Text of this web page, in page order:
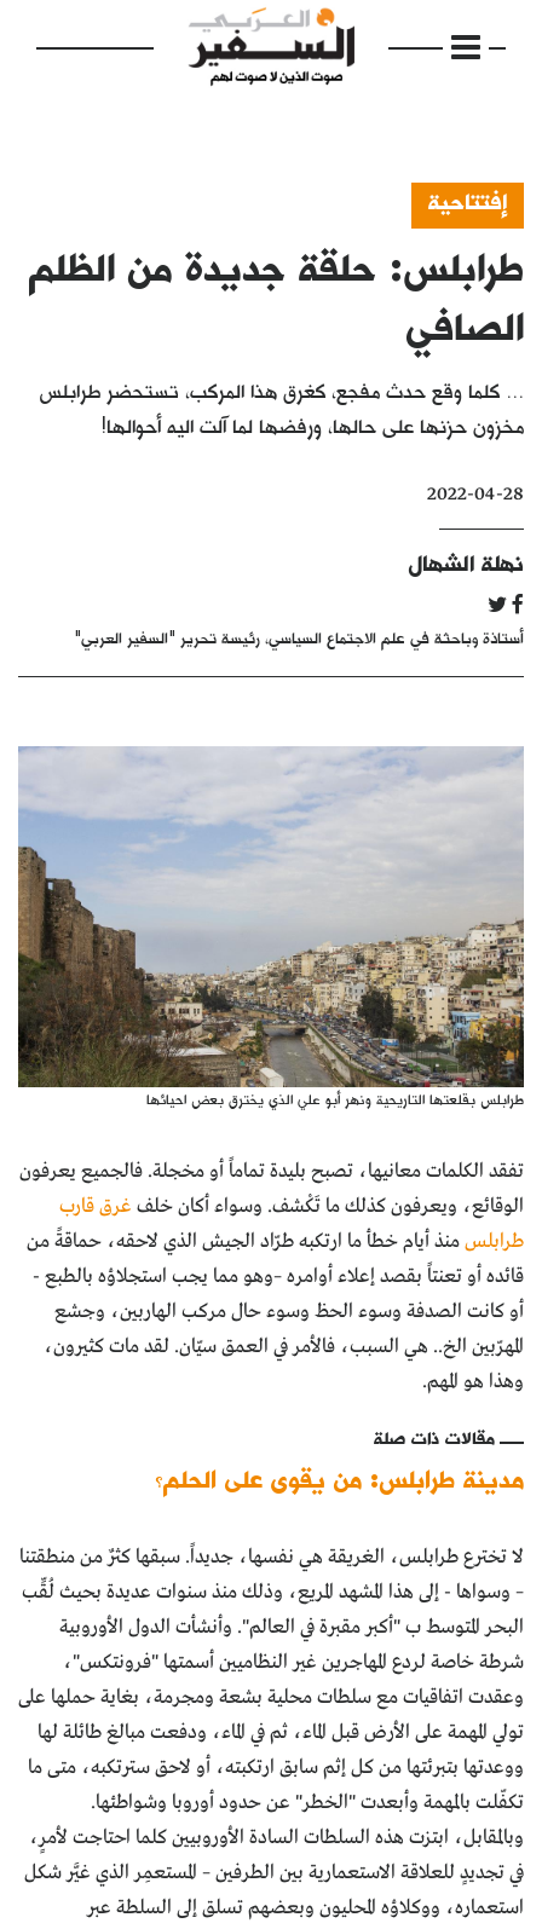
الرئيسية
مواضيع
إفتتاحية
فكرة
كتّابنا
إفتتاحية
طرابلس: حلقة جديدة من الظلم
الصافي
... كلما وقع حدث مفجع، كغرق هذا المركب، تستحضر طرابلس
مخزون حزنها على حالها، ورفضها لما آلت اليه أحوالها!
2022-04-28
نهلة الشهال
أستاذة وباحثة في علم الاجتماع السياسي، رئيسة تحرير "السفير العربي"
طرابلس بقلعتها التاريحية ونهر أبو علي الذي يخترق بعض احيائها
تفقد الكلمات معانيها، تصبح بليدة تماماً أو مخجلة. فالجميع يعرفون
الوقائع، ويعرفون كذلك ما تَكْشف. وسواء أكان خلف غرق قارب
طرابلسمنذ أيام خطأ ما ارتكبه طرّاد الجيش الذي لاحقه، حماقةً من
قائده أو تعنتاً بقصد إعلاء أوامره –وهو مما يجب استجلاؤه بالطبع -
أو كانت الصدفة وسوء الحظ وسوء حال مركب الهاربين، وجشع
المهرّبين الخ.. هي السبب، فالأمر في العمق سيّان. لقد مات كثيرون،
وهذا هو المهم.
مقالات ذات صلة
مدينة طرابلس: من يقوى على الحلم؟
لا تخترع طرابلس، الغريقة هي نفسها، جديداً. سبقها كثرٌ من منطقتنا
– وسواها - إلى هذا المشهد المريع، وذلك منذ سنوات عديدة بحيث لُقِّب
البحر المتوسط ب "أكبر مقبرة في العالم". وأنشأت الدول الأوروبية
شرطة خاصة لردع المهاجرين غير النظاميين أسمتها "فرونتكس"،
وعقدت اتفاقيات مع سلطات محلية بشعة ومجرمة، بغاية حملها على
تولي المهمة على الأرض قبل الماء، ثم في الماء، ودفعت مبالغ طائلة لها
ووعدتها بتبرئتها من كل إثم سابق ارتكبته، أو لاحق سترتكبه، متى ما
تكفّلت بالمهمة وأبعدت "الخطر" عن حدود أوروبا وشواطئها.
وبالمقابل، ابتزت هذه السلطات السادة الأوروبيين كلما احتاجت لأمرٍ،
في تجديدٍ للعلاقة الاستعمارية بين الطرفين – المستعمِر الذي غيَّر شكل
استعماره، ووكلاؤه المحليون وبعضهم تسلق إلى السلطة عبر